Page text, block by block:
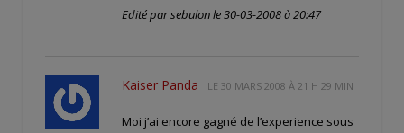
Edité par sebulon le 30-03-2008 à 20:47
Kaiser Panda LE 30 MARS 2008 À 21 H 29 MIN
Moi j’ai encore gagné de l’experience sous